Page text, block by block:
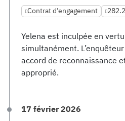
Contrat d’engagement
Yelena est inculpée en
simultanément.
accord de reconnaissance
approprié.
17 février 2026